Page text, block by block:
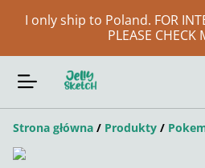
I only ship to Poland. FOR
PLEASE CHECK
Strona główna / Produkty /